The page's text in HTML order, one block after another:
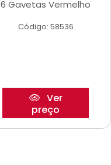
6 Gavetas Vermelho
Código: 58536
Ver
preço